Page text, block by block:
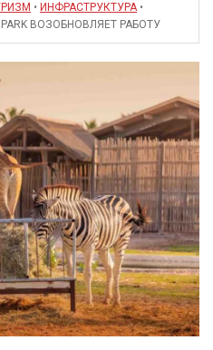
• ИНФРАСТРУКТУРА•
PARK ВОЗОБНОВЛЯЕТ РАБОТУ